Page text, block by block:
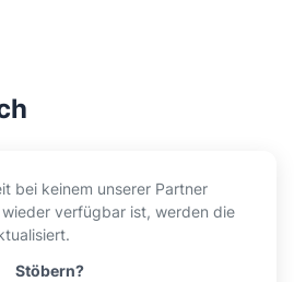
bei keinem unserer Partner
verfügbar ist, werden die
Stöbern?